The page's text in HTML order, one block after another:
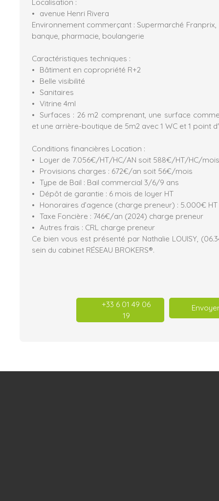
avenue Henri Rivera
Environnement commerçant : Supermarché
banque, pharmacie, boulangerie
Caractéristiques techniques :
Bâtiment en copropriété R+2
Belle visibilité
Sanitaires
Vitrine 4ml
Surfaces : 26 m2 comprenant, une surface
et une arrière-boutique de 5m2 avec 1 WC et 1 point
Conditions financières Location :
Loyer de 7.056€/HT/HC/AN soit 588€/HT/HC/mois
Provisions charges : 672€/an soit 56€/mois
Type de Bail : Bail commercial 3/6/9 ans
Dépôt de garantie : 6 mois de loyer HT
Honoraires d’agence (charge preneur) : 5.000€ HT
Taxe Foncière : 746€/an (2024) charge preneur
Autres frais : CRL charge preneur
Ce bien vous est présenté par Nathalie LOUISY,
sein du cabinet RÉSEAU BROKERS®️.
+33 6 01 49 06
19